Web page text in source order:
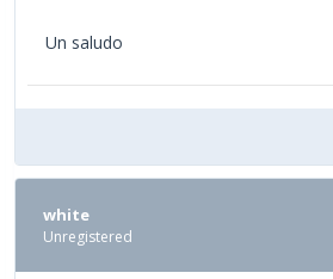
Un saludo
white
Unregistered